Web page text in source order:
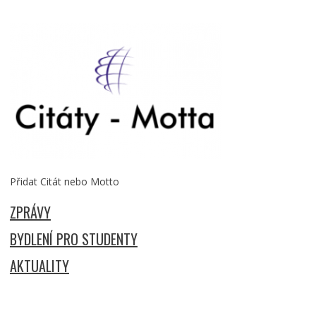
Přidat Citát nebo Motto
ZPRÁVY
BYDLENÍ PRO STUDENTY
AKTUALITY